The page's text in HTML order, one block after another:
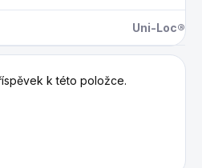
Uni-Loc®
k této položce.